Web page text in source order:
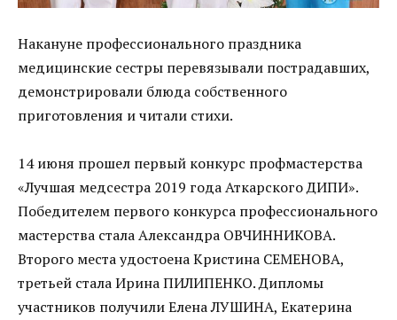
Накануне профессионального праздника
медицинские сестры перевязывали пострадавших,
демонстрировали блюда собственного
приготовления и читали стихи.
14 июня прошел первый конкурс профмастерства
«Лучшая медсестра 2019 года Аткарского ДИПИ».
Победителем первого конкурса профессионального
мастерства стала Александра ОВЧИННИКОВА.
Второго места удостоена Кристина СЕМЕНОВА,
третьей стала Ирина ПИЛИПЕНКО. Дипломы
участников получили Елена ЛУШИНА, Екатерина